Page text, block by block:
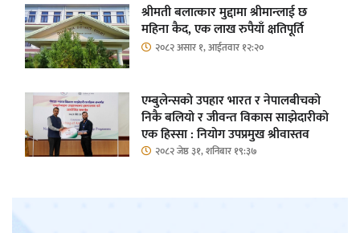
श्रीमती बलात्कार मुद्दामा श्रीमान्लाई छ
महिना कैद, एक लाख रुपैयाँ क्षतिपूर्ति
२०८२ असार १, आईतवार १२:२०
एम्बुलेन्सको उपहार भारत र नेपालबीचको
निकै बलियो र जीवन्त विकास साझेदारीको
एक हिस्सा : नियोग उपप्रमुख श्रीवास्तव
२०८२ जेष्ठ ३१, शनिबार १९:३७